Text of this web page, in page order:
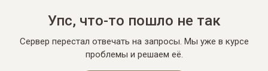
Упс, что-то пошло не так
Сервер перестал отвечать на запросы. Мы уже в курсе
проблемы и решаем её.